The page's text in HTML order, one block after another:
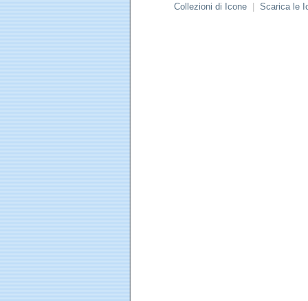
Collezioni di Icone Scarica le